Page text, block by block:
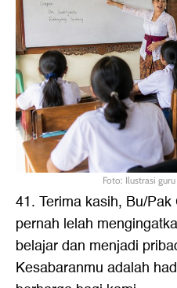
Foto: Ilustrasi
41. Terima kasih, Bu/
pernah lelah
belajar dan menjadi
Kesabaranmu adalah